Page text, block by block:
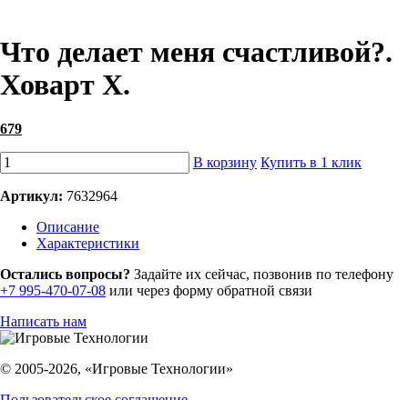
Что делает меня счастливой?.
Ховарт Х.
679
В корзину Купить в 1 клик
Артикул: 7632964
Описание
Характеристики
Остались вопросы? Задайте их сейчас, позвонив по телефону
+7 995-470-07-08 или через форму обратной связи
Написать нам
© 2005-2026, «Игровые Технологии»